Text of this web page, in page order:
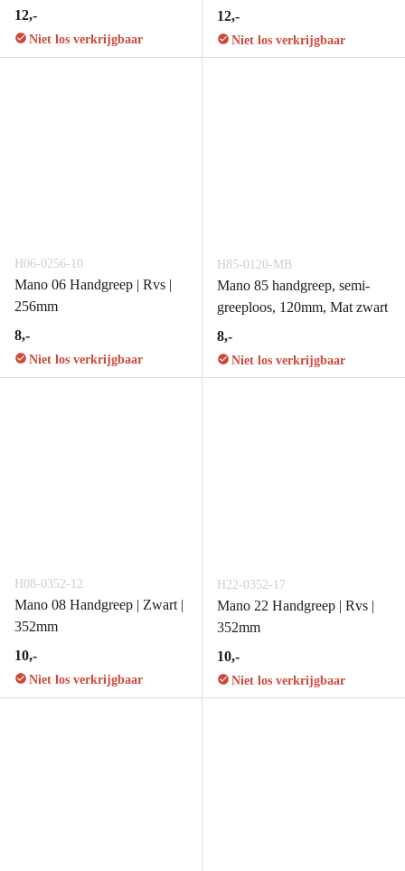
12,-
Niet los verkrijgbaar
12,-
Niet los verkrijgbaar
H06-0256-10
Mano 06 Handgreep | Rvs |
256mm
8,-
Niet los verkrijgbaar
H85-0120-MB
Mano 85 handgreep, semi-
greeploos, 120mm, Mat zwart
8,-
Niet los verkrijgbaar
H08-0352-12
Mano 08 Handgreep | Zwart |
352mm
10,-
Niet los verkrijgbaar
H22-0352-17
Mano 22 Handgreep | Rvs |
352mm
10,-
Niet los verkrijgbaar